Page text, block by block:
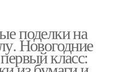
поделки на
Новогодние
класс: